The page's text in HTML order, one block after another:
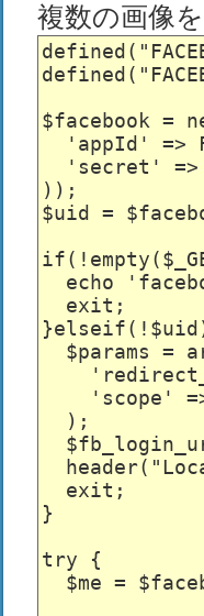
複数の画像
$facebook =
'appId' =>
'secret' =>
));
$uid =
echo
  exit;
$params =
'scope'
  );
  exit;
}
try {
$me =